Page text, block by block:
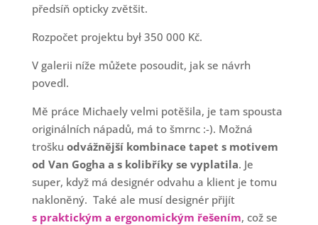
předsíň opticky zvětšit.
Rozpočet projektu był 350 000 Kč.
V galerii níže můžete posoudit, jak se návrh
povedl.
Mě práce Michaely velmi potěšila, je tam spousta
originálních nápadů, má to šmrnc :-). Možná
trošku odvážnější kombinace tapet s motivem
od Van Gogha a s kolibříky se vyplatila. Je
super, když má designér odvahu a klient je tomu
nakloněný. Také ale musí designér přijít
s praktickým a ergonomickým řešením, což se